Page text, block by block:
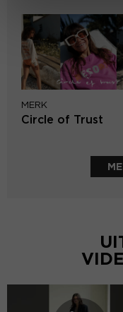
MERK
Circle of Trust